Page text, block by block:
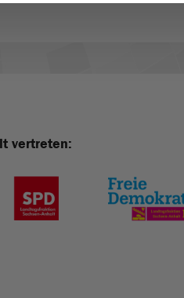
vertreten: